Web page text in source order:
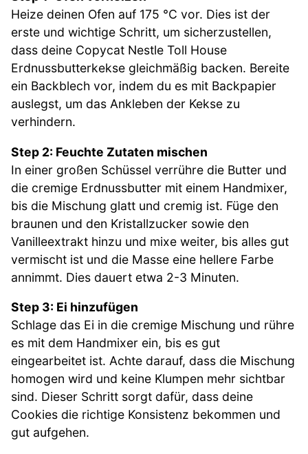
Heize deinen Ofen auf 175 °C vor. Dies ist der
erste und wichtige Schritt, um sicherzustellen,
dass deine Copycat Nestle Toll House
Erdnussbutterkekse gleichmäßig backen. Bereite
ein Backblech vor, indem du es mit Backpapier
auslegst, um das Ankleben der Kekse zu
verhindern.
Step 2: Feuchte Zutaten mischen
In einer großen Schüssel verrühre die Butter und
die cremige Erdnussbutter mit einem Handmixer,
bis die Mischung glatt und cremig ist. Füge den
braunen und den Kristallzucker sowie den
Vanilleextrakt hinzu und mixe weiter, bis alles gut
vermischt ist und die Masse eine hellere Farbe
annimmt. Dies dauert etwa 2-3 Minuten.
Step 3: Ei hinzufügen
Schlage das Ei in die cremige Mischung und rühre
es mit dem Handmixer ein, bis es gut
eingearbeitet ist. Achte darauf, dass die Mischung
homogen wird und keine Klumpen mehr sichtbar
sind. Dieser Schritt sorgt dafür, dass deine
Cookies die richtige Konsistenz bekommen und
gut aufgehen.